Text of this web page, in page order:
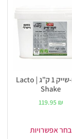
לקטו-שייק 1 ק”ג | Lacto
Shake
119.95 ₪
בחר אפשרויות